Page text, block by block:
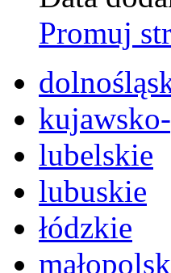
Promuj
lubelskie
lubuskie
łódzkie